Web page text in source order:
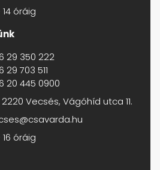
óráig
29 350 222
29 703 511
20 445 0900
2220 Vecsés, Vágóhíd utca 11.
óráig